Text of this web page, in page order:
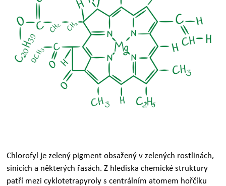
Chlorofyl je zelený pigment obsažený v zelených rostlinách,
sinicích a některých řasách. Z hlediska chemické struktury
patří mezi cyklotetrapyroly s centrálním atomem hořčíku